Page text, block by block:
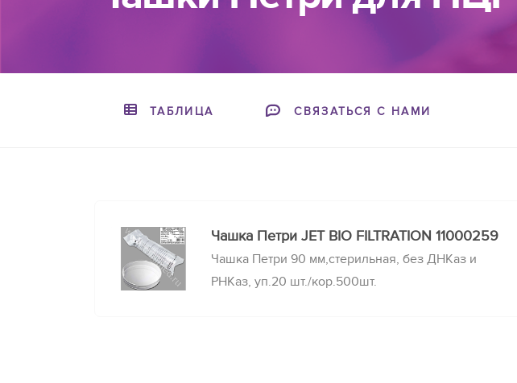
ТАБЛИЦА СВЯЗАТЬСЯ С НАМИ
Чашка Петри JET BIO FILTRATION 11000259
Чашка Петри 90 мм,стерильная, без ДНКаз и
РНКаз, уп.20 шт./кор.500шт.